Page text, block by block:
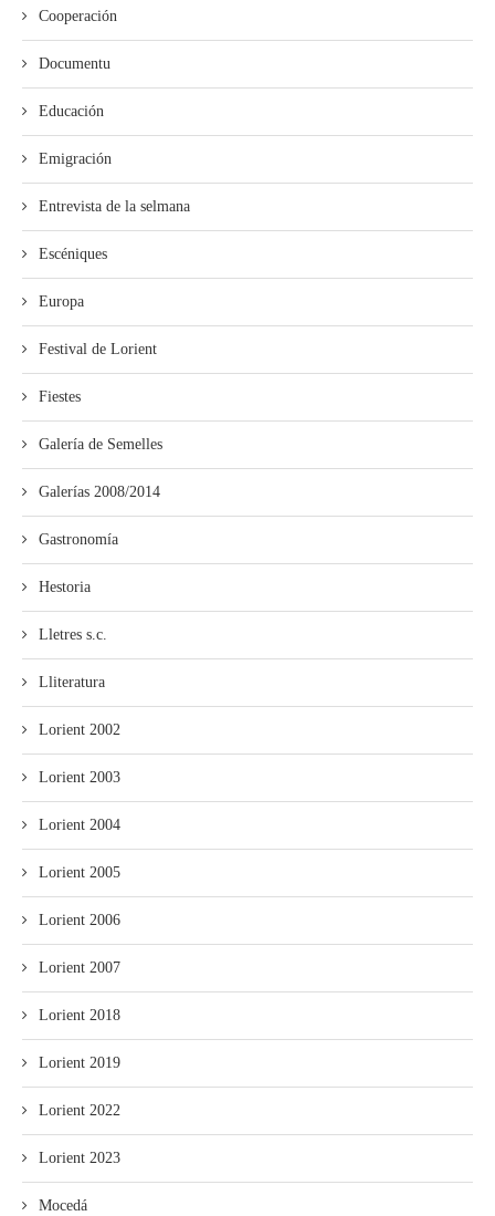
Cooperación
Documentu
Educación
Emigración
Entrevista de la selmana
Escéniques
Europa
Festival de Lorient
Fiestes
Galería de Semelles
Galerías 2008/2014
Gastronomía
Hestoria
Lletres s.c.
Lliteratura
Lorient 2002
Lorient 2003
Lorient 2004
Lorient 2005
Lorient 2006
Lorient 2007
Lorient 2018
Lorient 2019
Lorient 2022
Lorient 2023
Mocedá